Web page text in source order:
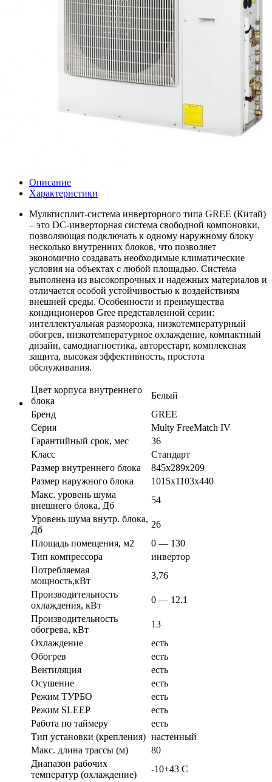
Описание
Характеристики
Мультисплит-система инверторного типа GREE (Китай)
– это DC-инверторная система свободной компоновки,
позволяющая подключать к одному наружному блоку
несколько внутренних блоков, что позволяет
экономично создавать необходимые климатические
условия на объектах с любой площадью. Система
выполнена из высокопрочных и надежных материалов и
отличается особой устойчивостью к воздействиям
внешней среды. Особенности и преимущества
кондиционеров Gree представленной серии:
интеллектуальная разморозка, низкотемпературный
обогрев, низкотемпературное охлаждение, компактный
дизайн, самодиагностика, авторестарт, комплексная
защита, высокая эффективность, простота
обслуживания.
Цвет корпуса внутреннего
блока
Белый
Бренд
GREE
Серия
Multy FreeMatch IV
Гарантийный срок, мес
36
Класс
Стандарт
Размер внутреннего блока
845х289х209
Размер наружного блока
1015х1103х440
Макс. уровень шума
внешнего блока, Дб
54
Уровень шума внутр. блока,
Дб
26
Площадь помещения, м2
0 — 130
Тип компрессора
инвертор
Потребляемая
мощность,кВт
3,76
Производительность
охлаждения, кВт
0 — 12.1
Производительность
обогрева, кВт
13
Охлаждение
есть
Обогрев
есть
Вентиляция
есть
Осушение
есть
Режим ТУРБО
есть
Режим SLEEP
есть
Работа по таймеру
есть
Тип установки (крепления) настенный
Макс. длина трассы (м)
80
Диапазон рабочих
температур (охлаждение)
-10+43 С